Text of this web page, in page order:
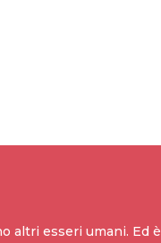
altri esseri umani. Ed è